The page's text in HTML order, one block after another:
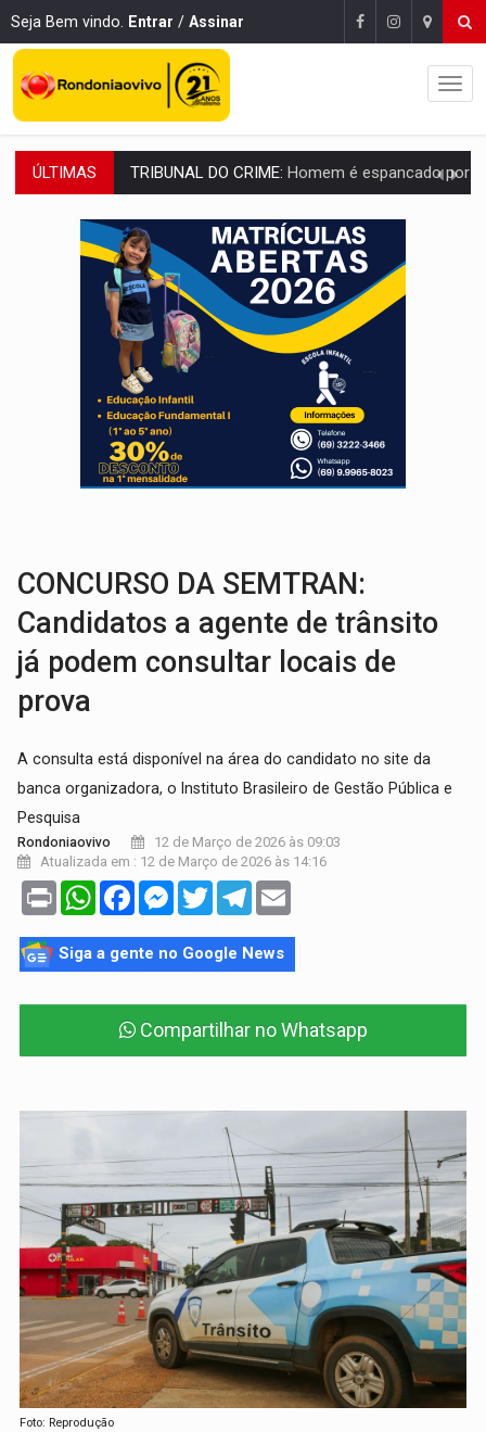
Seja Bem vindo. Entrar / Assinar
ÚLTIMAS VÍDEO:Perseguição é registrada no shopping após colombiana furtar
LUDOPATIA:Apostas online começam a afetar produtividade e rotina
REFLORESTAMENTO: Plantar árvores não será mais suficiente para
OVNIS NA LUA:Cientistas alertam para possível base secreta no satélite
ACABOU COM PEUGEOT:Incêndio destrói carro que era rebocado para oficina
VÍDEO: Ladrão é filmado furtando moto na frente do bar
BOLSAS DE PESQUISA:Iniciativa Amazônia+10 lança chamada para fortalecer
MATERIAL: Brasil tem grandes reservas de urânio, mas produz pouco e
CONCURSO DA SEMTRAN:
Candidatos a agente de trânsito
já podem consultar locais de
prova
A consulta está disponível na área do candidato no site da
banca organizadora, o Instituto Brasileiro de Gestão Pública e
Pesquisa
Rondoniaovivo
12 de Março de 2026 às 09:03
Atualizada em : 12 de Março de 2026 às 14:16
Print WhatsAppFacebookMessenger
TwitterTelegram
Siga a gente no Google News
Compartilhar no Whatsapp
Foto: Reprodução